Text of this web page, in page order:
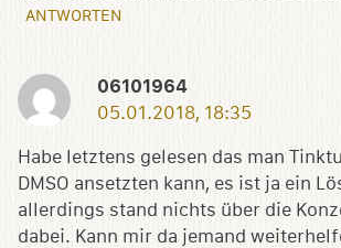
ANTWORTEN
06101964
05.01.2018, 18:35
Habe letztens gelesen das man
DMSO ansetzten kann, es ist ja ein
allerdings stand nichts über die
dabei. Kann mir da jemand